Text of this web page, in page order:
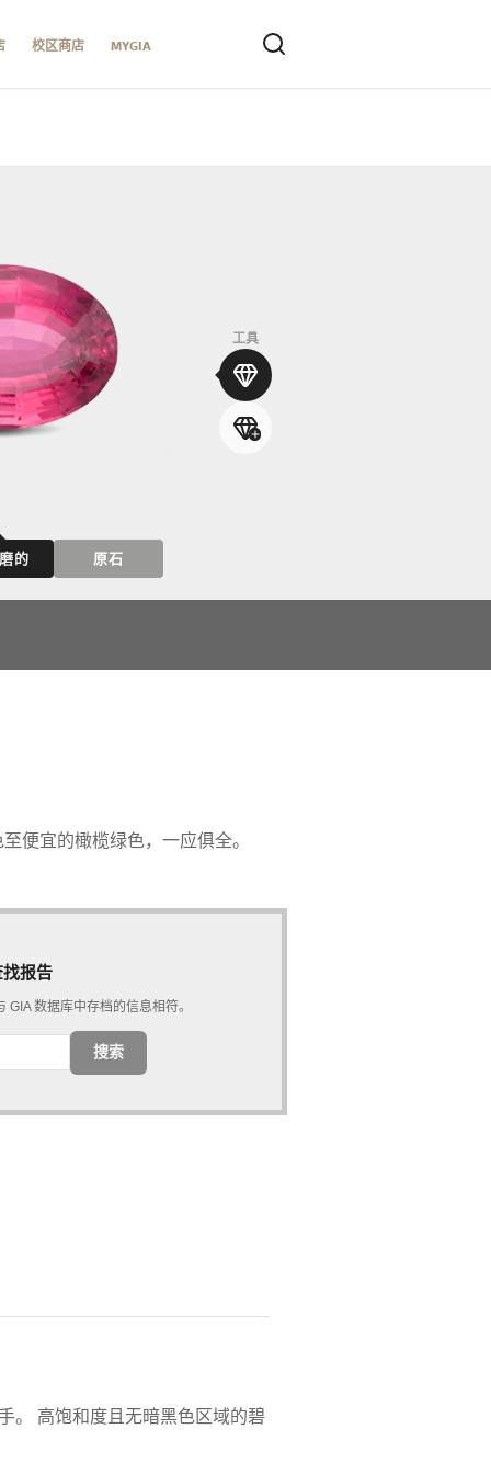
校区商店 MYGIA
的 原石
工具
便宜的橄榄绿色，一应俱全。
报告
数据库中存档的信息相符。
搜索
。 高饱和度且无暗黑色区域的碧